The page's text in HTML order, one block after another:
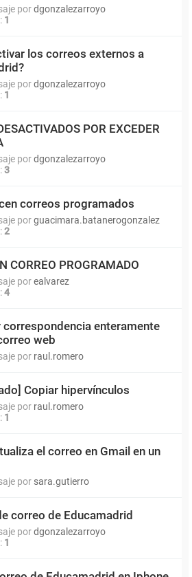
pordgonzalezarroyo
1
los correos externos a
pordgonzalezarroyo
1
POR EXCEDER
pordgonzalezarroyo
3
correos programados
porguacimara.batanerogonzalez
2
CORREO PROGRAMADO
porealvarez
4
correspondencia enteramente
web
por raul.romero
Copiar hipervínculos
por raul.romero
1
el correo en Gmail en un
por sara.gutierro
correo de Educamadrid
pordgonzalezarroyo
1